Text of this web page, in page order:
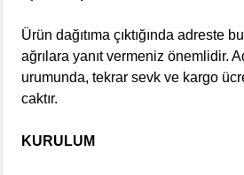
Ürün dağıtıma çıktığında adreste
ağrılara yanıt vermeniz önemlidir.
urumunda, tekrar sevk ve kargo
caktır.
KURULUM